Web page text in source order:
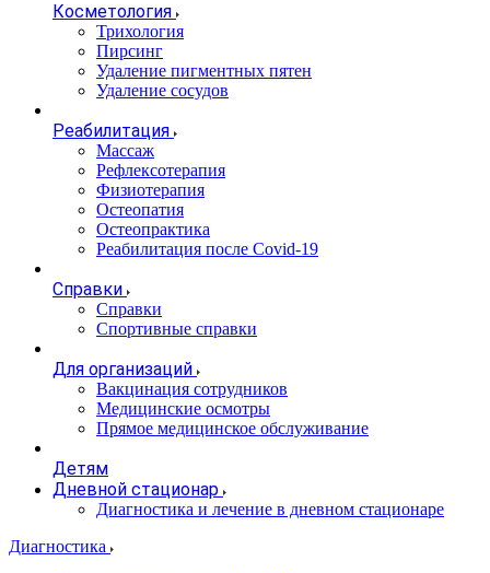
Косметология
Трихология
Пирсинг
Удаление пигментных пятен
Удаление сосудов
Реабилитация
Массаж
Рефлексотерапия
Физиотерапия
Остеопатия
Остеопрактика
Реабилитация после Covid-19
Справки
Справки
Спортивные справки
Для организаций
Вакцинация сотрудников
Медицинские осмотры
Прямое медицинское обслуживание
Детям
Дневной стационар
Диагностика и лечение в дневном стационаре
Диагностика